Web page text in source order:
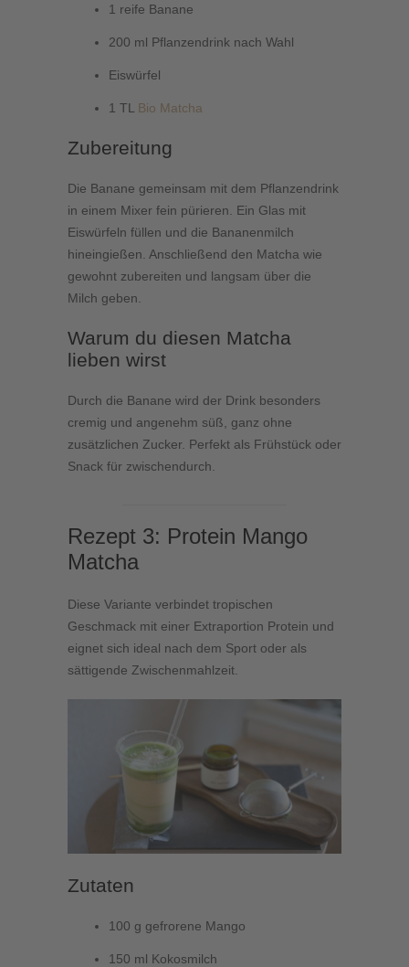
1 reife Banane
200 ml Pflanzendrink nach Wahl
Eiswürfel
1 TL Bio Matcha
Zubereitung
Die Banane gemeinsam mit dem Pflanzendrink
in einem Mixer fein pürieren. Ein Glas mit
Eiswürfeln füllen und die Bananenmilch
hineingießen. Anschließend den Matcha wie
gewohnt zubereiten und langsam über die
Milch geben.
Warum du diesen Matcha
lieben wirst
Durch die Banane wird der Drink besonders
cremig und angenehm süß, ganz ohne
zusätzlichen Zucker. Perfekt als Frühstück oder
Snack für zwischendurch.
Rezept 3: Protein Mango
Matcha
Diese Variante verbindet tropischen
Geschmack mit einer Extraportion Protein und
eignet sich ideal nach dem Sport oder als
sättigende Zwischenmahlzeit.
Zutaten
100 g gefrorene Mango
150 ml Kokosmilch